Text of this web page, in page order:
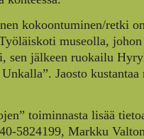
kokoontuminen/retki
museolla,
sen jälkeen ruokailu
Jaosto kustantaa
toiminnasta lisää
5824199, Markku